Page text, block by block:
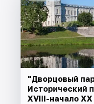
"Дворцовый
Исторический
XVIII-начало